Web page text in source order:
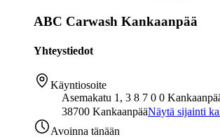
ABC Carwash Kankaanpää
Yhteystiedot
Käyntiosoite
Asemakatu 1, 3 8 7 0 0
38700 KankaanpääNäytä sijainti
Avoinna tänään